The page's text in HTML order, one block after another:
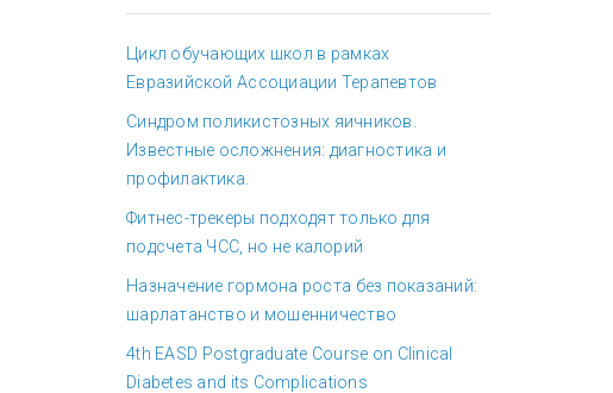
Цикл обучающих школ в рамках
Евразийской Ассоциации Терапевтов
Синдром поликистозных яичников.
Известные осложнения: диагностика и
профилактика.
Фитнес-трекеры подходят только для
подсчета ЧСС, но не калорий
Назначение гормона роста без показаний:
шарлатанство и мошенничество
4th EASD Postgraduate Course on Clinical
Diabetes and its Complications